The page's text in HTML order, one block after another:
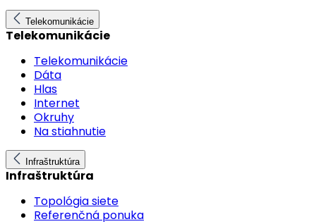
Telekomunikácie
Telekomunikácie
Telekomunikácie
Dáta
Hlas
Internet
Okruhy
Na stiahnutie
Infraštruktúra
Infraštruktúra
Topológia siete
Referenčná ponuka